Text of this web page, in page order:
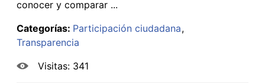
conocer y comparar ...
Categorías: Participación ciudadana
Transparencia
Visitas: 341